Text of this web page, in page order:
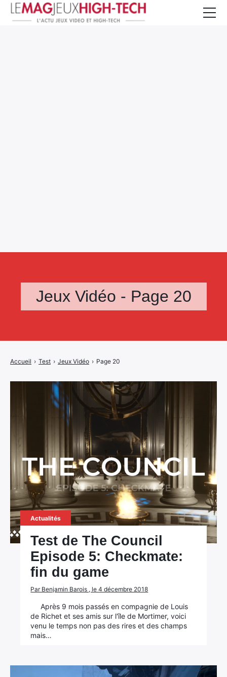
Jeux Vidéo - Page 20
Accueil › Test › Jeux Vidéo › Page 20
Actualités
Test de The Council
Episode 5: Checkmate:
fin du game
Par Benjamin Barois , le 4 décembre 2018
Après 9 mois passés en compagnie de Louis
de Richet et ses amis sur l'île de Mortimer, voici
venu le temps non pas des rires et des champs
mais…